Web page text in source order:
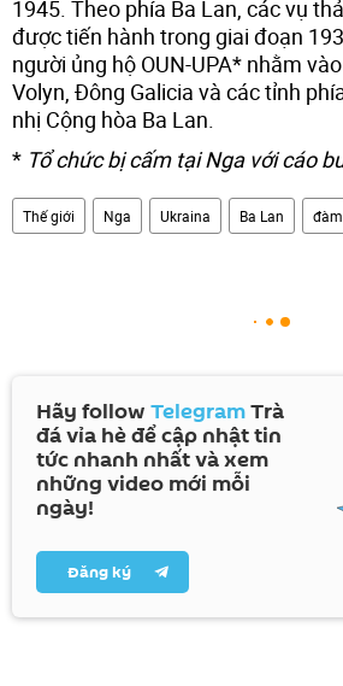
1945. Theo phía Ba Lan, các vụ
được tiến hành trong giai đoạn
người ủng hộ OUN-UPA* nhằm
Volyn, Đông Galicia và các tỉnh
nhị Cộng hòa Ba Lan.
* Tổ chức bị cấm tại Nga với cáo
Thế giới Nga Ukraina Ba Lan
Hãy follow TelegramTrà
đá vỉa hè để cập nhật tin
tức nhanh nhất và xem
những video mới mỗi
ngày!
Đăng ký